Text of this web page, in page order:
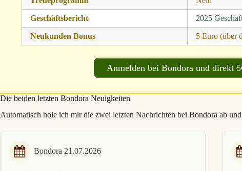
Geschäftsbericht 2025
Neukunden Bonus 5 Euro (über
Anmelden bei Bondora und direkt
Die beiden letzten Bondora Neuigkeiten
Automatisch hole ich mir die zwei letzten Nachrichten bei Bondora ab
Bondora 21.07.2026